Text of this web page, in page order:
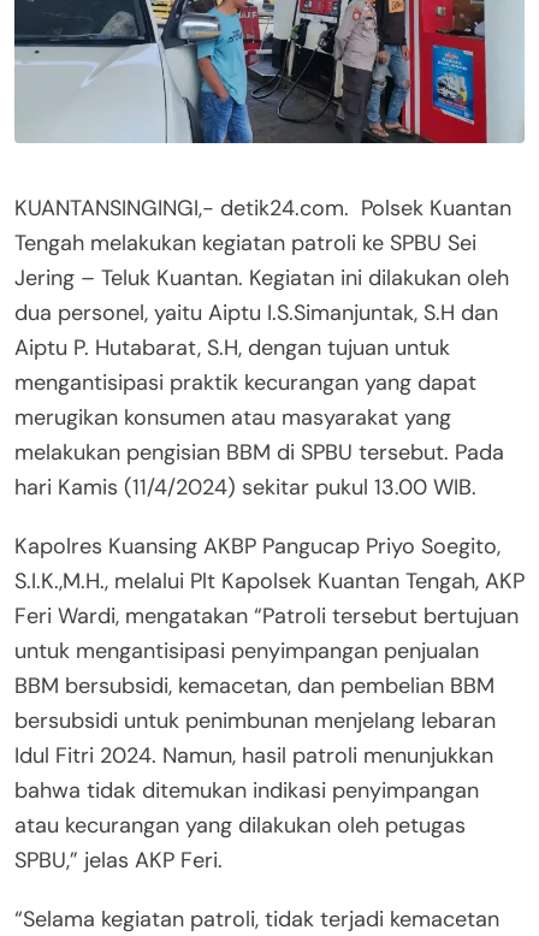
KUANTANSINGINGI,- detik24.com. Polsek Kuantan
Tengah melakukan kegiatan patroli ke SPBU Sei
Jering – Teluk Kuantan. Kegiatan ini dilakukan oleh
dua personel, yaitu Aiptu I.S.Simanjuntak, S.H dan
Aiptu P. Hutabarat, S.H, dengan tujuan untuk
mengantisipasi praktik kecurangan yang dapat
merugikan konsumen atau masyarakat yang
melakukan pengisian BBM di SPBU tersebut. Pada
hari Kamis (11/4/2024) sekitar pukul 13.00 WIB.
Kapolres Kuansing AKBP Pangucap Priyo Soegito,
S.I.K.,M.H., melalui Plt Kapolsek Kuantan Tengah, AKP
Feri Wardi, mengatakan “Patroli tersebut bertujuan
untuk mengantisipasi penyimpangan penjualan
BBM bersubsidi, kemacetan, dan pembelian BBM
bersubsidi untuk penimbunan menjelang lebaran
Idul Fitri 2024. Namun, hasil patroli menunjukkan
bahwa tidak ditemukan indikasi penyimpangan
atau kecurangan yang dilakukan oleh petugas
SPBU,” jelas AKP Feri.
“Selama kegiatan patroli, tidak terjadi kemacetan